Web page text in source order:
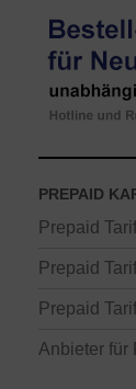
PREPAID
Prepaid
Prepaid
Prepaid
Anbieter für